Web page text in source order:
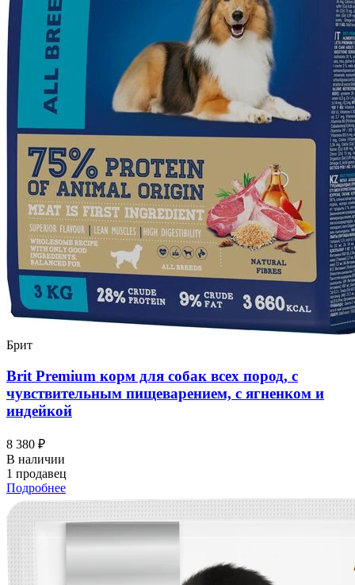
Брит
Brit Premium корм для собак всех пород, с
чувствительным пищеварением, с ягненком и
индейкой
8 380 ₽
В наличии
1 продавец
Подробнее